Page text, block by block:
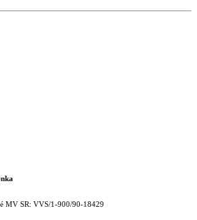
MV SR: VVS/1-900/90-18429